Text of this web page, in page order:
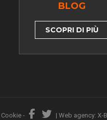
BLOG
SCOPRI DI PIÙ
Cookie - | Web agency: X-